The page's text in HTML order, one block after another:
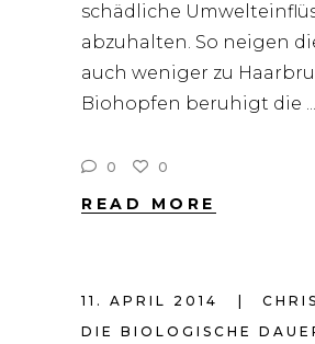
schädliche
abzuhalten. So neigen
auch weniger zu
Biohopfen beruhigt die
0 0
READ MORE
11. APRIL 2014
DIE BIOLOGISCHE